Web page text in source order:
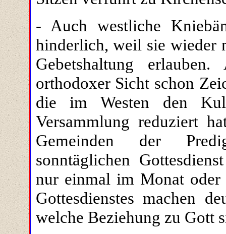
- Auch westliche
hinderlich, weil sie wieder
Gebetshaltung
orthodoxer Sicht schon
die im Westen den
Versammlung reduziert
Gemeinden der
sonntäglichen
nur einmal im Monat oder
Gottesdienstes machen
welche Beziehung zu Gott